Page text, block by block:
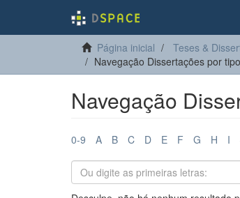
Página inicial Teses &
Navegação Dissertações por tipo
Navegação
0-9 A B C D E F G H I